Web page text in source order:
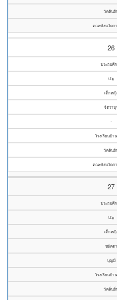
วัดลิ่นถิ่
คณะจังหวัดก
26
ประถมศึ
ป.๖
เด็กหญิ
จิตรานุ
-
โรงเรียนบ้า
วัดลิ่นถิ่
คณะจังหวัดก
27
ประถมศึ
ป.๖
เด็กหญิ
ชนัดดา
บุญมี
โรงเรียนบ้า
วัดลิ่นถิ่